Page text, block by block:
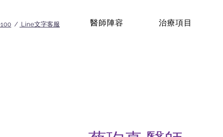
/ Line文字客服 醫師陣容 治療項目